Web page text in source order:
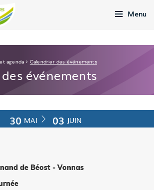
Menu
agenda > Calendrier des événements
événements
30 MAI 03 JUIN
de Béost - Vonnas